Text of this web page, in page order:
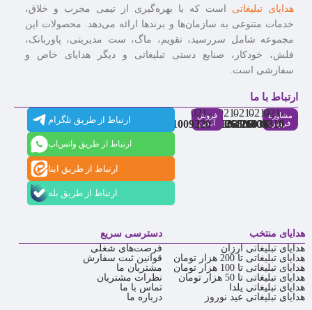
هدایای تبلیغاتی است که با بهره‌گیری از تیمی مجرب و خلاق،
خدمات متنوعی به سازمان‌ها و برندها ارائه می‌دهد. محصولات این
مجموعه شامل سررسید، تقویم، ماگ، ست مدیریتی، پاوربانک،
فلش، خودکار، صنایع دستی تبلیغاتی و دیگر هدایای خاص و
سفارشی است.
ارتباط با ما
مشاوره
فروش
021-
91009310
021-
86126036
021-
86126506
021-
88537803
فروش
آنلاین
021-
91009320
ارتباط از طریق تلگرام
ارتباط از طریق واتس‌اپ
ارتباط از طریق ایتا
ارتباط از طریق بله
هدایای منتخب
هدایای تبلیغاتی ارزان
هدایای تبلیغاتی تا 200 هزار تومان
هدایای تبلیغاتی تا 100 هزار تومان
هدایای تبلیغاتی تا 50 هزار تومان
هدایای تبلیغاتی یلدا
هدایای تبلیغاتی عید نوروز
دسترسی سریع
فرصت‌های شغلی
قوانین ثبت سفارش
مشتریان ما
نظرات مشتریان
تماس با ما
درباره ما